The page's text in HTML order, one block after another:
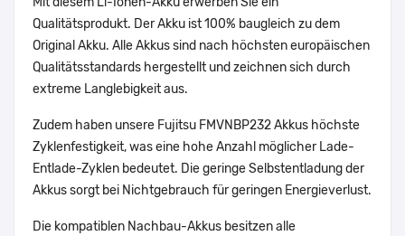
Qualitätsprodukt. Der Akku ist 100% baugleich zu dem
Original Akku. Alle Akkus sind nach höchsten europäischen
Qualitätsstandards hergestellt und zeichnen sich durch
extreme Langlebigkeit aus.
Zudem haben unsere Fujitsu FMVNBP232 Akkus höchste
Zyklenfestigkeit, was eine hohe Anzahl möglicher Lade-
Entlade-Zyklen bedeutet. Die geringe Selbstentladung der
Akkus sorgt bei Nichtgebrauch für geringen Energieverlust.
Die kompatiblen Nachbau-Akkus besitzen alle